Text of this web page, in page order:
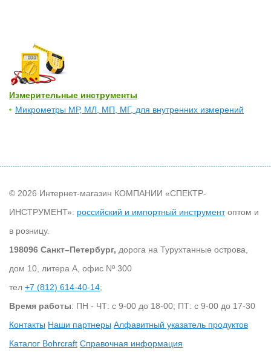
Измерительные инструменты
Микрометры МР, МЛ, МП, МГ, для внутренних измерений
© 2026 Интернет-магазин КОМПАНИИ «СПЕКТР-
ИНСТРУМЕНТ»: российский и импортный инструментоптом и
в розницу.
198096 Санкт–Петербург, дорога на Турухтанные острова,
дом 10, литера А, офис Nº 300
тел +7 (812) 614-40-14;
Время работы: ПН - ЧТ: с 9-00 до 18-00; ПТ: с 9-00 до 17-30
Контакты Наши партнеры Алфавитный указатель продуктов
Каталог Bohrcraft Справочная информация